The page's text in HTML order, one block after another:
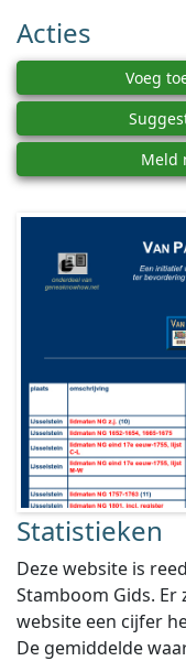
Acties
Voeg
Meld
Statistieken
Deze website is
Stamboom Gids. Er
website een cijfer
De gemiddelde